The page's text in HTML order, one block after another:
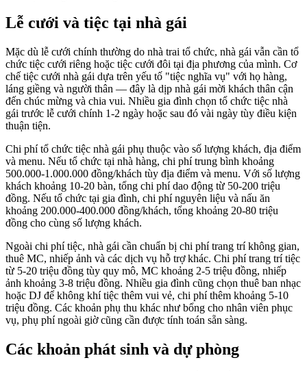
Lễ cưới và tiệc tại nhà gái
Mặc dù lễ cưới chính thường do nhà trai tổ chức, nhà gái vẫn cần tổ
chức tiệc cưới riêng hoặc tiệc cưới đôi tại địa phương của mình. Cơ
chế tiệc cưới nhà gái dựa trên yếu tố "tiệc nghĩa vụ" với họ hàng,
láng giềng và người thân — đây là dịp nhà gái mời khách thân cận
đến chúc mừng và chia vui. Nhiều gia đình chọn tổ chức tiệc nhà
gái trước lễ cưới chính 1-2 ngày hoặc sau đó vài ngày tùy điều kiện
thuận tiện.
Chi phí tổ chức tiệc nhà gái phụ thuộc vào số lượng khách, địa điểm
và menu. Nếu tổ chức tại nhà hàng, chi phí trung bình khoảng
500.000-1.000.000 đồng/khách tùy địa điểm và menu. Với số lượng
khách khoảng 10-20 bàn, tổng chi phí dao động từ 50-200 triệu
đồng. Nếu tổ chức tại gia đình, chi phí nguyên liệu và nấu ăn
khoảng 200.000-400.000 đồng/khách, tổng khoảng 20-80 triệu
đồng cho cùng số lượng khách.
Ngoài chi phí tiệc, nhà gái cần chuẩn bị chi phí trang trí không gian,
thuê MC, nhiếp ảnh và các dịch vụ hỗ trợ khác. Chi phí trang trí tiệc
từ 5-20 triệu đồng tùy quy mô, MC khoảng 2-5 triệu đồng, nhiếp
ảnh khoảng 3-8 triệu đồng. Nhiều gia đình cũng chọn thuê ban nhạc
hoặc DJ để không khí tiệc thêm vui vẻ, chi phí thêm khoảng 5-10
triệu đồng. Các khoản phụ thu khác như bổng cho nhân viên phục
vụ, phụ phí ngoài giờ cũng cần được tính toán sẵn sàng.
Các khoản phát sinh và dự phòng